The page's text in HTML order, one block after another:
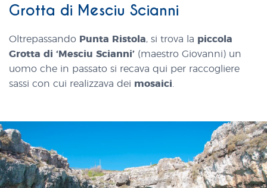
Grotta di Mesciu Scianni
Oltrepassando Punta Ristola, si trova la piccola
Grotta di ‘Mesciu Scianni’ (maestro Giovanni) un
uomo che in passato si recava qui per raccogliere
sassi con cui realizzava dei mosaici